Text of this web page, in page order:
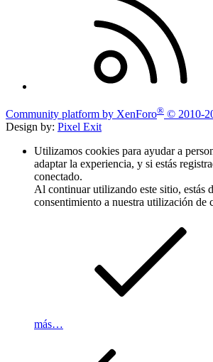
Community platform by XenForo® © 2010-
Design by: Pixel Exit
Utilizamos cookies para ayudar a
adaptar la experiencia, y si estás
conectado.
Al continuar utilizando este sitio, estás
consentimiento a nuestra utilización de
más…